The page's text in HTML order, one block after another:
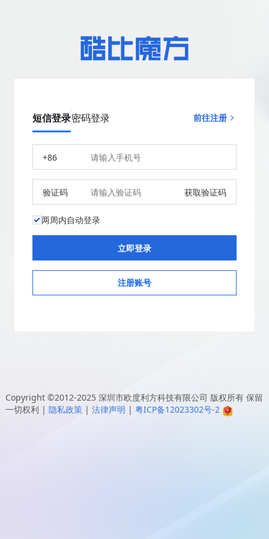
短信登录密码登录 前往注册
+86
验证码 获取验证码
两周内自动登录
注册账号
Copyright ©2012-2025 深圳市欧度利方科技有限公司 版权所有 保留
一切权利 | 隐私政策 | 法律声明 | 粤ICP备12023302号-2